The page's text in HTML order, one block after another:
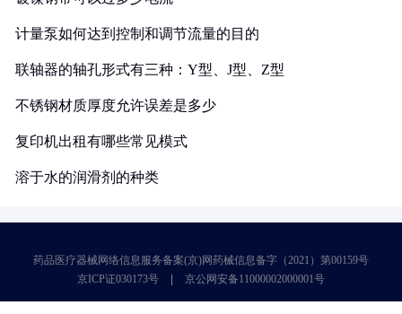
计量泵如何达到控制和调节流量的目的
联轴器的轴孔形式有三种：Y型、J型、Z型
不锈钢材质厚度允许误差是多少
复印机出租有哪些常见模式
溶于水的润滑剂的种类
药品医疗器械网络信息服务备案(京)网药械信息备字（2021）第00159号
京ICP证030173号
京公网安备11000002000001号